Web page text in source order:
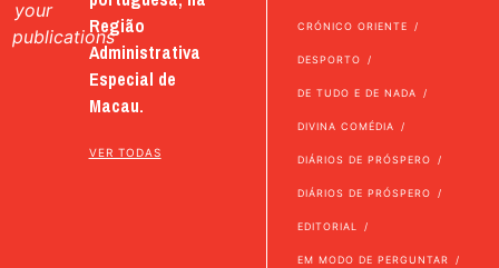
your
publicationsRegião
Administrativa
Especial de
Macau.
VER TODAS
CRÓNICO ORIENTE
DESPORTO
DE TUDO E DE NADA
DIVINA COMÉDIA
DIÁRIOS DE PRÓSPERO
DIÁRIOS DE PRÓSPERO
EDITORIAL
EM MODO DE PERGUNTAR